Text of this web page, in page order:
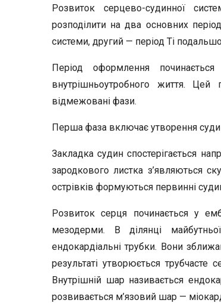
Розвиток серцево-судинної
розподілити на два основних
системи, другий — період Ті
Період оформлення
внутрішньоутробного життя.
відмежовані фази.
Перша фаза включає утворення
Закладка судин спостерігається
зародкового листка з’являються
острівків формуються первинні
Розвиток серця починається у
мезодерми. В ділянці
ендокардіальні трубки. Вони
результаті утворюється
Внутрішній шар називається
розвивається м’язовий шар —